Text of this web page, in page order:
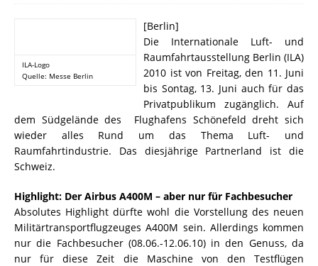
ILA-Logo
Quelle: Messe Berlin
[Berlin]
Die Internationale Luft- und
Raumfahrtausstellung Berlin (ILA)
2010 ist von Freitag, den 11. Juni
bis Sontag, 13. Juni auch für das
Privatpublikum zugänglich. Auf
dem Südgelände des Flughafens Schönefeld dreht sich
wieder alles Rund um das Thema Luft- und
Raumfahrtindustrie. Das diesjährige Partnerland ist die
Schweiz.
Highlight: Der Airbus A400M – aber nur für Fachbesucher
Absolutes Highlight dürfte wohl die Vorstellung des neuen
Militärtransportflugzeuges A400M sein. Allerdings kommen
nur die Fachbesucher (08.06.-12.06.10) in den Genuss, da
nur für diese Zeit die Maschine von den Testflügen